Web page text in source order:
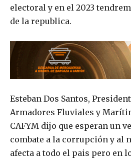
electoral y en el 2023
de la republica.
Esteban Dos Santos,
Armadores Fluviales y
CAFYM dijo que esperan un
combate a la corrupción y al
afecta a todo el pais pero en